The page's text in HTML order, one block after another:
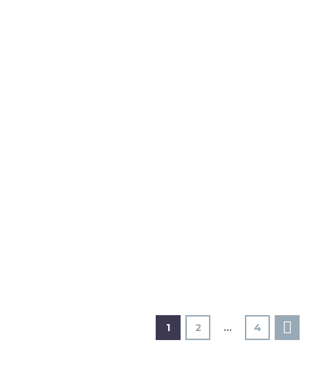
1 2 … 4